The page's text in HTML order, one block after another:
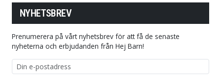
NYHETSBREV
Prenumerera på vårt nyhetsbrev för att få de senaste
nyheterna och erbjudanden från Hej Barn!
E-postadress